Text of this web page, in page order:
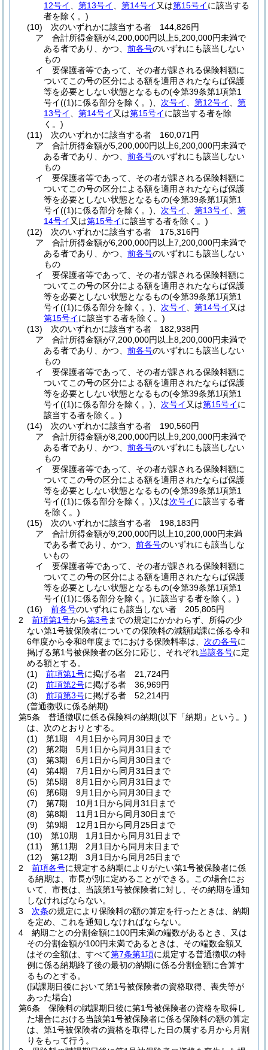
12号イ
第13号イ 第14号イ 又は第15号イに該当する
者を除く。)
(10)
次のいずれかに該当する者 144,826円
ア
合計所得金額が4,200,000円以上5,200,000円未満で
ある者であり、かつ、 前各号のいずれにも該当しない
もの
イ
要保護者等であって、その者が課される保険料額に
ついてこの号の区分による額を適用されたならば保護
等を必要としない状態となるもの(令第39条第1項第1
号イ((1)に係る部分を除く。) 次号イ 第12号イ
第
13号イ
第14号イ 又は第15号イに該当する者を除
く。)
(11)
次のいずれかに該当する者 160,071円
ア
合計所得金額が5,200,000円以上6,200,000円未満で
ある者であり、かつ、 前各号のいずれにも該当しない
もの
イ
要保護者等であって、その者が課される保険料額に
ついてこの号の区分による額を適用されたならば保護
等を必要としない状態となるもの(令第39条第1項第1
号イ((1)に係る部分を除く。) 次号イ 第13号イ
第
14号イ 又は第15号イに該当する者を除く。)
(12)
次のいずれかに該当する者 175,316円
ア
合計所得金額が6,200,000円以上7,200,000円未満で
ある者であり、かつ、 前各号のいずれにも該当しない
もの
イ
要保護者等であって、その者が課される保険料額に
ついてこの号の区分による額を適用されたならば保護
等を必要としない状態となるもの(令第39条第1項第1
号イ((1)に係る部分を除く。) 次号イ 第14号イ 又は
第15号イに該当する者を除く。)
(13)
次のいずれかに該当する者 182,938円
ア
合計所得金額が7,200,000円以上8,200,000円未満で
ある者であり、かつ、 前各号のいずれにも該当しない
もの
イ
要保護者等であって、その者が課される保険料額に
ついてこの号の区分による額を適用されたならば保護
等を必要としない状態となるもの(令第39条第1項第1
号イ((1)に係る部分を除く。) 次号イ 又は第15号イに
該当する者を除く。)
(14)
次のいずれかに該当する者 190,560円
ア
合計所得金額が8,200,000円以上9,200,000円未満で
ある者であり、かつ、 前各号のいずれにも該当しない
もの
イ
要保護者等であって、その者が課される保険料額に
ついてこの号の区分による額を適用されたならば保護
等を必要としない状態となるもの(令第39条第1項第1
号イ((1)に係る部分を除く。)又は次号イに該当する者
を除く。)
(15)
次のいずれかに該当する者 198,183円
ア
合計所得金額が9,200,000円以上10,200,000円未満
である者であり、かつ、 前各号のいずれにも該当しな
いもの
イ
要保護者等であって、その者が課される保険料額に
ついてこの号の区分による額を適用されたならば保護
等を必要としない状態となるもの(令第39条第1項第1
号イ((1)に係る部分を除く。)に該当する者を除く。)
(16)
前各号のいずれにも該当しない者 205,805円
2
前項第1号から第3号までの規定にかかわらず、所得の少
ない第1号被保険者についての保険料の減額賦課に係る令和
6年度から令和8年度までにおける保険料率は、 次の各号に
掲げる第1号被保険者の区分に応じ、それぞれ当該各号に定
める額とする。
(1)
前項第1号に掲げる者 21,724円
(2)
前項第2号に掲げる者 36,969円
(3)
前項第3号に掲げる者 52,214円
(普通徴収に係る納期)
第5条
普通徴収に係る保険料の納期(以下「納期」という。)
は、次のとおりとする。
(1)
第1期 4月1日から同月30日まで
(2)
第2期 5月1日から同月31日まで
(3)
第3期 6月1日から同月30日まで
(4)
第4期 7月1日から同月31日まで
(5)
第5期 8月1日から同月31日まで
(6)
第6期 9月1日から同月30日まで
(7)
第7期 10月1日から同月31日まで
(8)
第8期 11月1日から同月30日まで
(9)
第9期 12月1日から同月25日まで
(10)
第10期 1月1日から同月31日まで
(11)
第11期 2月1日から同月末日まで
(12)
第12期 3月1日から同月25日まで
2
前項各号に規定する納期によりがたい第1号被保険者に係
る納期は、市長が別に定めることができる。
この場合にお
いて、市長は、当該第1号被保険者に対し、その納期を通知
しなければならない。
3
次条の規定により保険料の額の算定を行ったときは、納期
を定め、これを通知しなければならない。
4
納期ごとの分割金額に100円未満の端数があるとき、又は
その分割金額が100円未満であるときは、その端数金額又
はその全額は、すべて第7条第1項に規定する普通徴収の特
例に係る納期終了後の最初の納期に係る分割金額に合算す
るものとする。
(賦課期日後において第1号被保険者の資格取得、喪失等が
あった場合)
第6条
保険料の賦課期日後に第1号被保険者の資格を取得し
た場合における当該第1号被保険者に係る保険料の額の算定
は、第1号被保険者の資格を取得した日の属する月から月割
りをもって行う。